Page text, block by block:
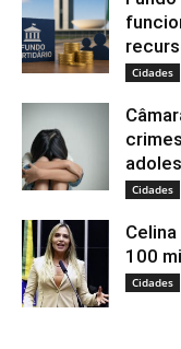
Cidades
Cidades
100
Cidades